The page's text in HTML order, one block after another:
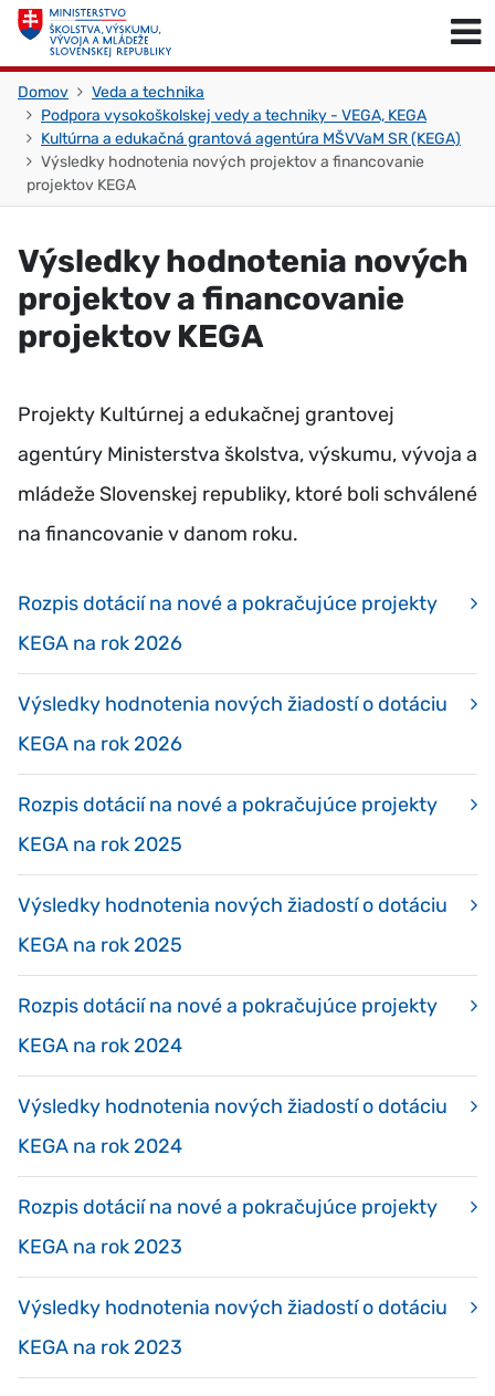
Skočiť na obsah
Domov
Veda a technika
Podpora vysokoškolskej vedy a techniky - VEGA, KEGA
Kultúrna a edukačná grantová agentúra MŠVVaM SR (KEGA)
Výsledky hodnotenia nových projektov a financovanie
projektov KEGA
Výsledky hodnotenia nových
projektov a financovanie
projektov KEGA
Projekty Kultúrnej a edukačnej grantovej
agentúry Ministerstva školstva, výskumu, vývoja a
mládeže Slovenskej republiky, ktoré boli schválené
na financovanie v danom roku.
Rozpis dotácií na nové a pokračujúce projekty
KEGA na rok 2026
Výsledky hodnotenia nových žiadostí o dotáciu
KEGA na rok 2026
Rozpis dotácií na nové a pokračujúce projekty
KEGA na rok 2025
Výsledky hodnotenia nových žiadostí o dotáciu
KEGA na rok 2025
Rozpis dotácií na nové a pokračujúce projekty
KEGA na rok 2024
Výsledky hodnotenia nových žiadostí o dotáciu
KEGA na rok 2024
Rozpis dotácií na nové a pokračujúce projekty
KEGA na rok 2023
Výsledky hodnotenia nových žiadostí o dotáciu
KEGA na rok 2023
Skočiť na začiatok stránky